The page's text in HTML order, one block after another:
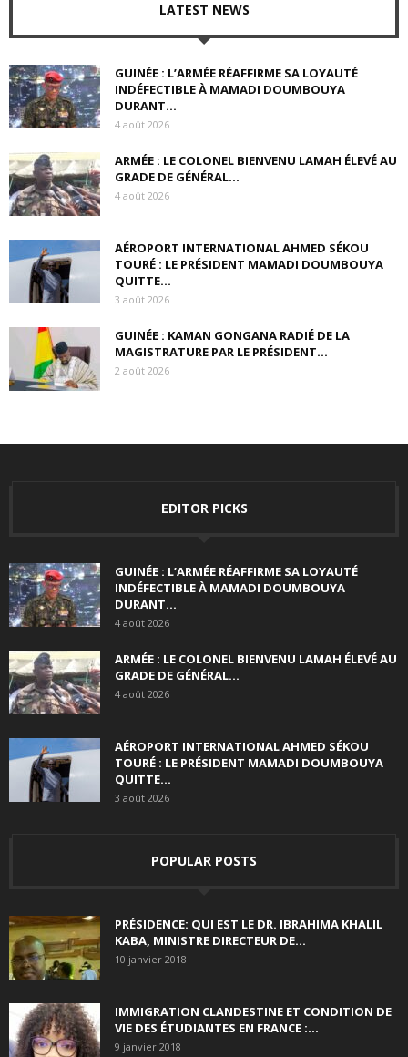
LATEST NEWS
GUINÉE : L’ARMÉE RÉAFFIRME SA LOYAUTÉ
INDÉFECTIBLE À MAMADI DOUMBOUYA
DURANT...
4 août 2026
ARMÉE : LE COLONEL BIENVENU LAMAH ÉLEVÉ AU
GRADE DE GÉNÉRAL...
4 août 2026
AÉROPORT INTERNATIONAL AHMED SÉKOU
TOURÉ : LE PRÉSIDENT MAMADI DOUMBOUYA
QUITTE...
3 août 2026
GUINÉE : KAMAN GONGANA RADIÉ DE LA
MAGISTRATURE PAR LE PRÉSIDENT...
2 août 2026
EDITOR PICKS
GUINÉE : L’ARMÉE RÉAFFIRME SA LOYAUTÉ
INDÉFECTIBLE À MAMADI DOUMBOUYA
DURANT...
4 août 2026
ARMÉE : LE COLONEL BIENVENU LAMAH ÉLEVÉ AU
GRADE DE GÉNÉRAL...
4 août 2026
AÉROPORT INTERNATIONAL AHMED SÉKOU
TOURÉ : LE PRÉSIDENT MAMADI DOUMBOUYA
QUITTE...
3 août 2026
POPULAR POSTS
PRÉSIDENCE: QUI EST LE DR. IBRAHIMA KHALIL
KABA, MINISTRE DIRECTEUR DE...
10 janvier 2018
IMMIGRATION CLANDESTINE ET CONDITION DE
VIE DES ÉTUDIANTES EN FRANCE :...
9 janvier 2018